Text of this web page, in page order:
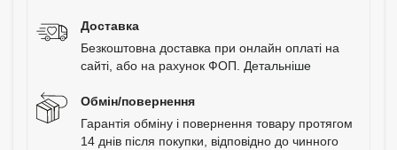
Доставка
Безкоштовна доставка при онлайн оплаті на
сайті, або на рахунок ФОП. Детальніше
Обмін/повернення
Гарантія обміну і повернення товару протягом
14 днів після покупки, відповідно до чинного